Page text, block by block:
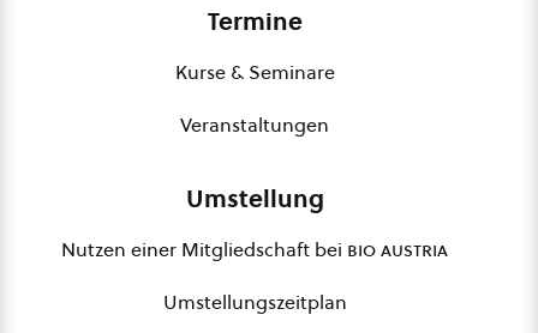
Termine
Kurse & Seminare
Veranstaltungen
Umstellung
Nutzen einer Mitgliedschaft bei bio austria
Umstellungszeitplan